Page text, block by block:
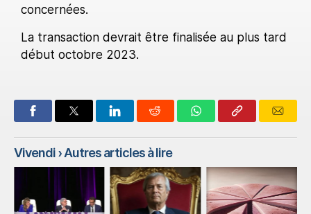
concernées.
La transaction devrait être finalisée au plus tard
début octobre 2023.
Vivendi› Autres articles à lire